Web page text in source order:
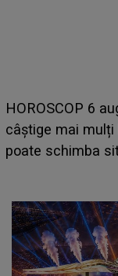
LINE-UP
care deschid
așteptate